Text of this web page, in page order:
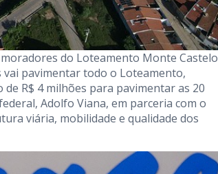
do Loteamento Monte Castelo
pavimentar todo o Loteamento,
R$ 4 milhões para pavimentar as 20
Adolfo Viana, em parceria com o
viária, mobilidade e qualidade dos